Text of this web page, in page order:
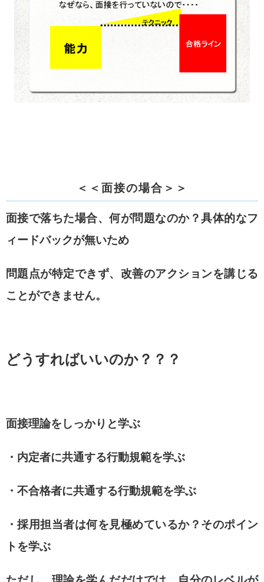
＜＜面接の場合＞＞
面接で落ちた場合、何が問題なのか？具体的なフ
ィードバックが無いため
問題点が特定できず、改善のアクションを講じる
ことができません。
どうすればいいのか？？？
面接理論をしっかりと学ぶ
・内定者に共通する行動規範を学ぶ
・不合格者に共通する行動規範を学ぶ
・採用担当者は何を見極めているか？そのポイン
トを学ぶ